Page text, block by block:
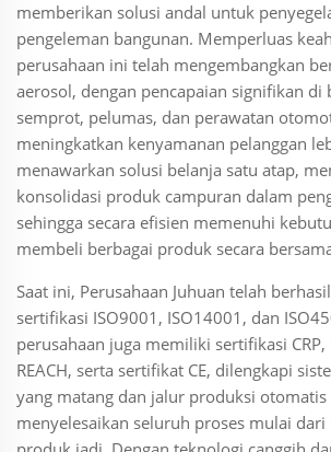
memberikan solusi andal untuk
pengeleman bangunan. Memperluas
perusahaan ini telah mengembangkan
aerosol, dengan pencapaian signifikan di
semprot, pelumas, dan perawatan
meningkatkan kenyamanan pelanggan
menawarkan solusi belanja satu atap,
konsolidasi produk campuran dalam
sehingga secara efisien memenuhi
membeli berbagai produk secara
Saat ini, Perusahaan Juhuan telah
sertifikasi ISO9001, ISO14001, dan
perusahaan juga memiliki sertifikasi
REACH, serta sertifikat CE, dilengkapi
yang matang dan jalur produksi otomatis
menyelesaikan seluruh proses mulai dari